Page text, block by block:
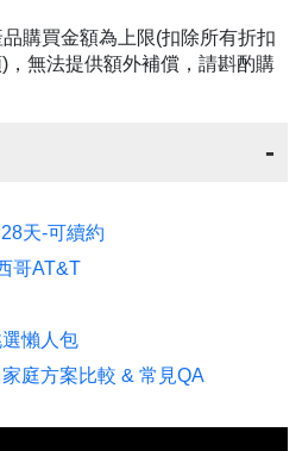
購買金額為上限(扣除所有折扣
，無法提供額外補償，請斟酌購
天-可續約
哥AT&T
懶人包
庭方案比較 & 常見QA